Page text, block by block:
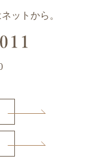
ットから。